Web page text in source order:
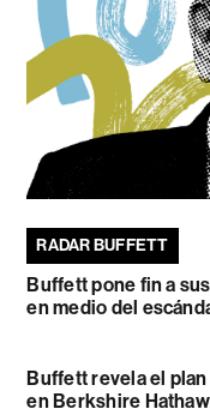
RADAR BUFFETT
Buffett pone fin a
en medio del
Buffett revela el
en Berkshire